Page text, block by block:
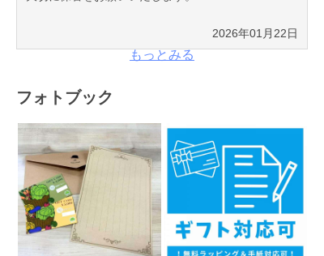
2026年01月22日
もっとみる
フォトブック